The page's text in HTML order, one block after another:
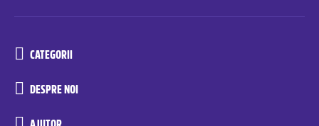
CATEGORII
DESPRE NOI